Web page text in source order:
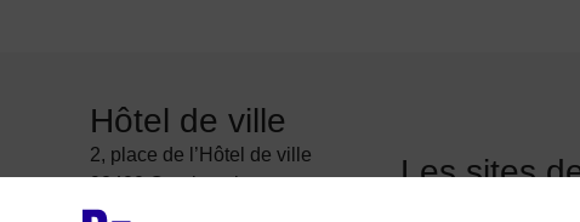
Hôtel de ville
2, place de l’Hôtel de ville
92400 Courbevoie
Les sites